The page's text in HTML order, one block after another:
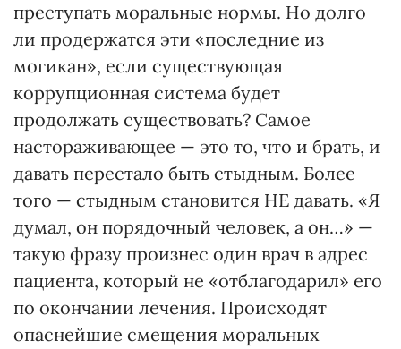
преступать моральные нормы. Но долго
ли продержатся эти «последние из
могикан», если существующая
коррупционная система будет
продолжать существовать? Самое
настораживающее — это то, что и брать, и
давать перестало быть стыдным. Более
того — стыдным становится НЕ давать. «Я
думал, он порядочный человек, а он…» —
такую фразу произнес один врач в адрес
пациента, который не «отблагодарил» его
по окончании лечения. Происходят
опаснейшие смещения моральных